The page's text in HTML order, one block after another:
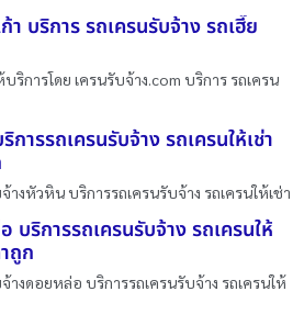
า บริการ รถเครนรับจ้าง รถเฮี๊ย
บริการโดย เครนรับจ้าง.com บริการ รถเครน
ารรถเครนรับจ้าง รถเครนให้เช่า
างหัวหิน บริการรถเครนรับจ้าง รถเครนให้เช่า
บริการรถเครนรับจ้าง รถเครนให้
ถูก
างดอยหล่อ บริการรถเครนรับจ้าง รถเครนให้